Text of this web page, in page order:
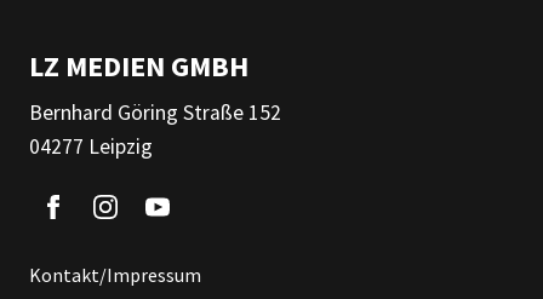
LZ MEDIEN GMBH
Bernhard Göring Straße 152
04277 Leipzig
Kontakt/Impressum